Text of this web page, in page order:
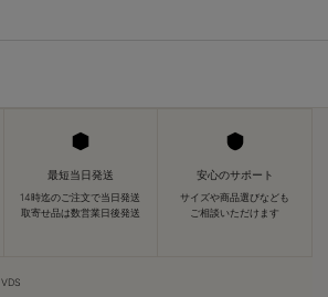
最短当日発送
14時迄のご注文で当日発送
取寄せ品は数営業日後発送
安心のサポート
サイズや商品選びなども
ご相談いただけます